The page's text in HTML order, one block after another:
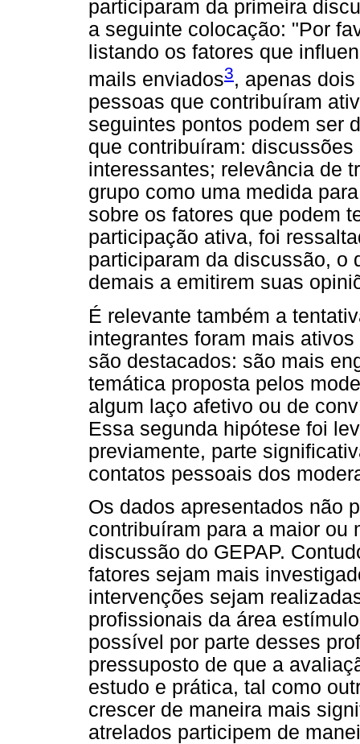
participaram da primeira
a seguinte colocação: "Por
listando os fatores que
mails enviados3, apenas
pessoas que contribuíram
seguintes pontos podem ser
que contribuíram:
interessantes; relevância de
grupo como uma medida
sobre os fatores que podem
participação ativa, foi
participaram da discussão, o
demais a emitirem suas
É relevante também a
integrantes foram mais
são destacados: são mais
temática proposta pelos
algum laço afetivo ou de
Essa segunda hipótese foi
previamente, parte
contatos pessoais dos
Os dados apresentados não
contribuíram para a maior ou
discussão do GEPAP.
fatores sejam mais
intervenções sejam
profissionais da área
possível por parte desses
pressuposto de que a
estudo e prática, tal como
crescer de maneira mais
atrelados participem de